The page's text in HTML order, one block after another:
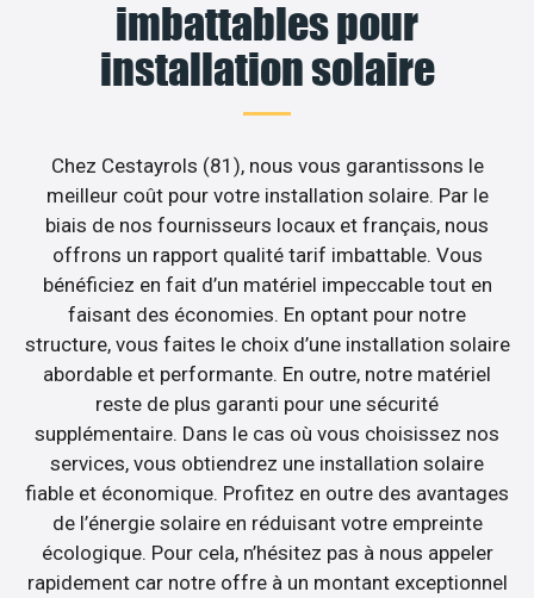
imbattables pour
installation solaire
Chez Cestayrols (81), nous vous garantissons le
meilleur coût pour votre installation solaire. Par le
biais de nos fournisseurs locaux et français, nous
offrons un rapport qualité tarif imbattable. Vous
bénéficiez en fait d’un matériel impeccable tout en
faisant des économies. En optant pour notre
structure, vous faites le choix d’une installation solaire
abordable et performante. En outre, notre matériel
reste de plus garanti pour une sécurité
supplémentaire. Dans le cas où vous choisissez nos
services, vous obtiendrez une installation solaire
fiable et économique. Profitez en outre des avantages
de l’énergie solaire en réduisant votre empreinte
écologique. Pour cela, n’hésitez pas à nous appeler
rapidement car notre offre à un montant exceptionnel